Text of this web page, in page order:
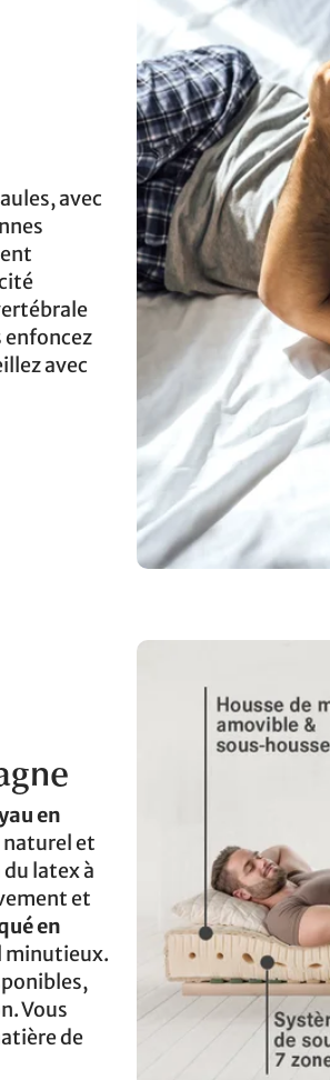
avec
enfoncez
avec
en
naturel et
du latex à
et
en
minutieux.
Vous
de